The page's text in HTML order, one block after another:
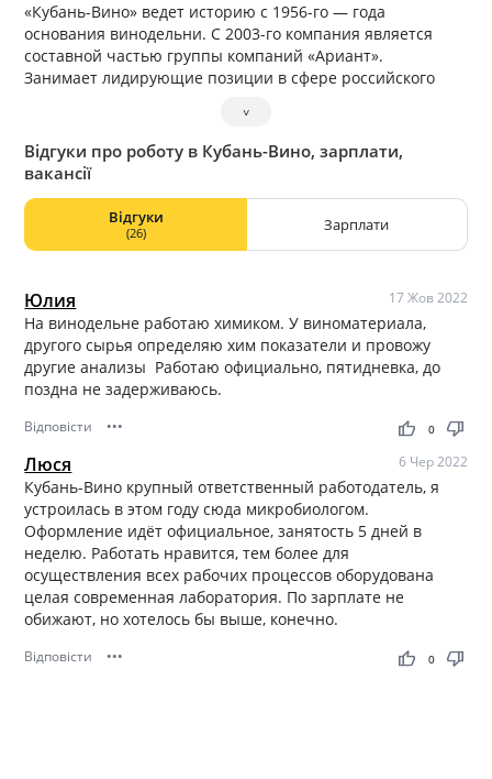
«Кубань-Вино» ведет историю с 1956-го — года
основания винодельни. С 2003-го компания является
составной частью группы компаний «Ариант».
Занимает лидирующие позиции в сфере российского
общей площади виноградников, в т.ч. плодоносящих
насаждений и саженцев;
совокупному сбору урожая;
производственным технологиям переработки сырья;
объему выпускаемых виноматериалов и бутилированной
Это удовлетворяет потребности отечественного
потребителя и позволяет наращивать экспорт в другие
страны.
Среди основных активов — 3 крупных винодельческих
центра (г. Темрюк, ст. Тамань и ст. Старотитаровская),
Петербурге, Краснодаре, Челябинске и Екатеринбурге, а
также сотни территориальных дистрибьюторов во всех
регионах России.
Штат — свыше 1000 человек. Среди них как
квалифицированные специалисты с многолетним
опытом, так и молодые работники, которые стремятся
развивать и совершенствовать профессиональные
навыки.
Соискатели могут заполнить заявку на сайте
https://kuban-vino.ru/career/ или отправить резюме на
почтуtkachenkosa@kuban-vino.ru
. Отзывы сотрудников
˅
Відгуки про роботу в Кубань-Вино, зарплати,
вакансії
Відгуки
(26) Зарплати
Юлия 17 Жов 2022
На винодельне работаю химиком. У виноматериала,
другого сырья определяю хим показатели и провожу
другие анализы Работаю официально, пятидневка, до
поздна не задерживаюсь.
Відповісти ••• thumb_up thumb_down
0
Люся 6 Чер 2022
Кубань-Вино крупный ответственный работодатель, я
устроилась в этом году сюда микробиологом.
Оформление идёт официальное, занятость 5 дней в
неделю. Работать нравится, тем более для
осуществления всех рабочих процессов оборудована
целая современная лаборатория. По зарплате не
обижают, но хотелось бы выше, конечно.
Відповісти ••• thumb_up thumb_down
0